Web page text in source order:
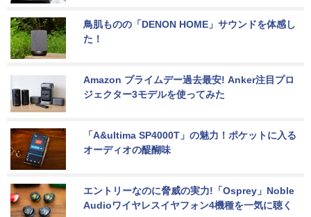
鳥肌ものの「DENON HOME」サウンドを体感し
た！
Amazon プライムデー過去最安! Anker注目プロ
ジェクター3モデルを使ってみた
「A&ultima SP4000T」の魅力！ポケットに入る
オーディオの醍醐味
エントリーなのに脅威の実力!「Osprey」Noble
Audioワイヤレスイヤフォン4機種を一気に聴く